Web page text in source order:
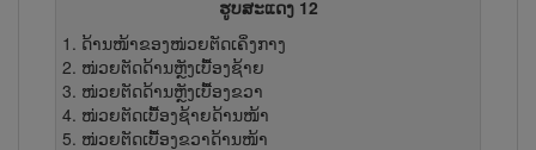
ຮູບສະແດງ 12
ດ້ານ​ໜ້າ​ຂອງ​ໜ່ວຍ​ຕັດເຄິ່ງ​ກາງ
ໜ່ວຍ​ຕັດດ້ານ​ຫຼັງ​ເບື້ອງ​ຊ້າຍ
ໜ່ວຍຕັດດ້ານຫຼັງ​ເບື້ອງ​ຂວາ
ໜ່ວຍຕັດເບື້ອງ​ຊ້າຍດ້ານໜ້າ
ໜ່ວຍຕັດເບື້ອງຂວາດ້ານໜ້າ